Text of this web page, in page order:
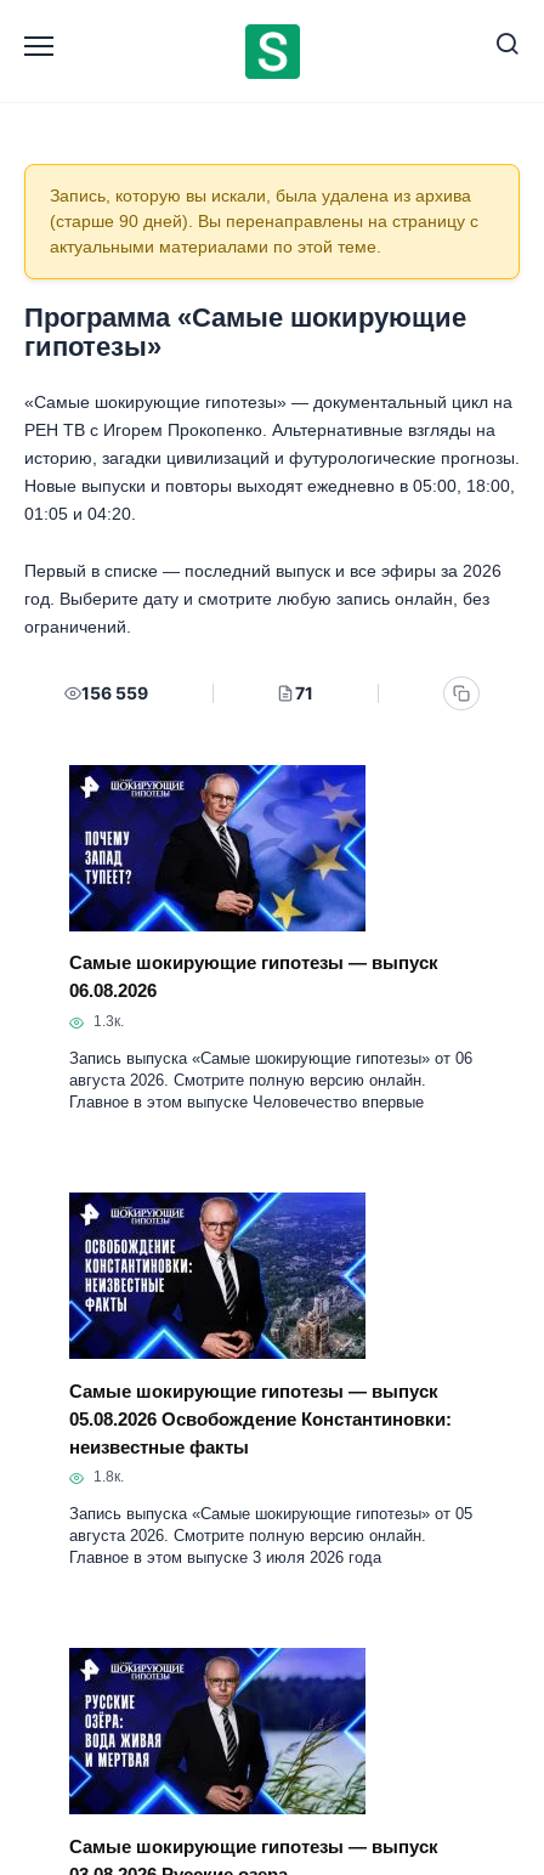
содержанию
гипотезы»
«Самые шокирующие гипотезы» — документальный цикл на
РЕН ТВ с Игорем Прокопенко. Альтернативные взгляды на
Новые выпуски и повторы выходят ежедневно в 05:00, 18:00,
01:05 и 04:20.
Первый в списке — последний выпуск и все эфиры за 2026
год. Выберите дату и смотрите любую запись онлайн, без
ограничений.
Самые шокирующие гипотезы — выпуск
06.08.2026
1.3к.
Запись выпуска «Самые шокирующие гипотезы» от 06
августа 2026. Смотрите полную версию онлайн.
Самые шокирующие гипотезы — выпуск
05.08.2026 Освобождение Константиновки:
неизвестные факты
1.8к.
Запись выпуска «Самые шокирующие гипотезы» от 05
Главное в этом выпуске 3 июля 2026 года
Самые шокирующие гипотезы — выпуск
03.08.2026 Русские озера
2.2к.
Запись выпуска «Самые шокирующие гипотезы» от 03
августа 2026. Смотрите полную версию онлайн.